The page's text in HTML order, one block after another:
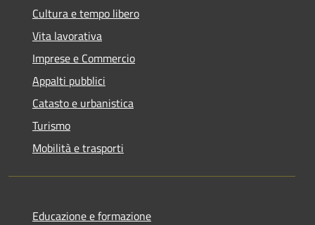
Cultura e tempo libero
Vita lavorativa
Imprese e Commercio
Appalti pubblici
Catasto e urbanistica
Turismo
Mobilità e trasporti
Educazione e formazione